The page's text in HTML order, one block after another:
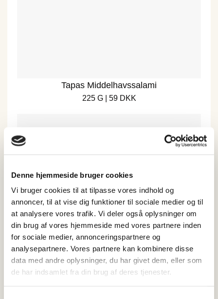
Denne hjemmeside bruger cookies
Vi bruger cookies til at tilpasse vores indhold og
annoncer, til at vise dig funktioner til sociale medier og til
at analysere vores trafik. Vi deler også oplysninger om
din brug af vores hjemmeside med vores partnere inden
for sociale medier, annonceringspartnere og
analysepartnere. Vores partnere kan kombinere disse
data med andre oplysninger, du har givet dem, eller som
de har indsamlet fra din brug af deres tjenester.
Tapas Middelhavssalami
225 G | 59 DKK
Tapas Jalapeñosalami
225 G | 47.2 DKK